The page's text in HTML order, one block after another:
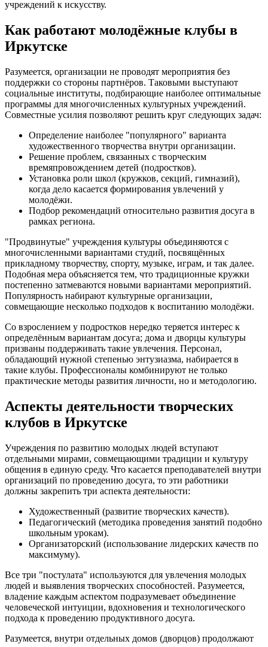
учреждений к искусству.
Как работают молодёжные клубы в
Иркутске
Разумеется, организации не проводят мероприятия без
поддержки со стороны партнёров. Таковыми выступают
социальные институты, подбирающие наиболее оптимальные
программы для многочисленных культурных учреждений.
Совместные усилия позволяют решить круг следующих задач:
Определение наиболее "популярного" варианта
художественного творчества внутри организации.
Решение проблем, связанных с творческим
времяпровождением детей (подростков).
Установка роли школ (кружков, секций, гимназий),
когда дело касается формирования увлечений у
молодёжи.
Подбор рекомендаций относительно развития досуга в
рамках региона.
"Продвинутые" учреждения культуры объединяются с
многочисленными вариантами студий, посвящённых
прикладному творчеству, спорту, музыке, играм, и так далее.
Подобная мера объясняется тем, что традиционные кружки
постепенно затмеваются новыми вариантами мероприятий.
Популярность набирают культурные организации,
совмещающие несколько подходов к воспитанию молодёжи.
Со взрослением у подростков нередко теряется интерес к
определённым вариантам досуга; дома и дворцы культуры
призваны поддерживать такие увлечения. Персонал,
обладающий нужной степенью энтузиазма, набирается в
такие клубы. Профессионалы комбинируют не только
практические методы развития личности, но и методологию.
Аспекты деятельности творческих
клубов в Иркутске
Учреждения по развитию молодых людей вступают
отдельными мирами, совмещающими традиции и культуру
общения в единую среду. Что касается преподавателей внутри
организаций по проведению досуга, то эти работники
должны закрепить три аспекта деятельности:
Художественный (развитие творческих качеств).
Педагогический (методика проведения занятий подобно
школьным урокам).
Организаторский (использование лидерских качеств по
максимуму).
Все три "постулата" используются для увлечения молодых
людей и выявления творческих способностей. Разумеется,
владение каждым аспектом подразумевает объединение
человеческой интуиции, вдохновения и технологического
подхода к проведению продуктивного досуга.
Разумеется, внутри отдельных домов (дворцов) продолжают